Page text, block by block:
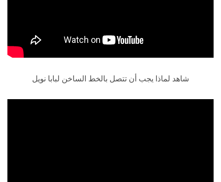
شاهد لماذا يجب أن تتصل بالخط الساخن لبابا نويل